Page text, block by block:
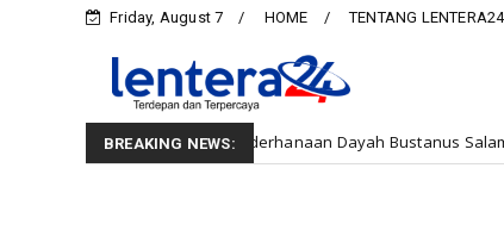
Friday, August 7 HOME TENTANG LENTERA24
BREAKING NEWS:
Kesederhanaan Dayah Bustanus Salami, Kepedulian Asar